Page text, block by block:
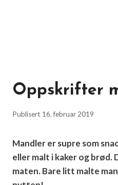
Oppskrifter
Publisert 16. februar 2019
Mandler er supre som
eller malt i kaker og brød.
maten. Bare litt malte